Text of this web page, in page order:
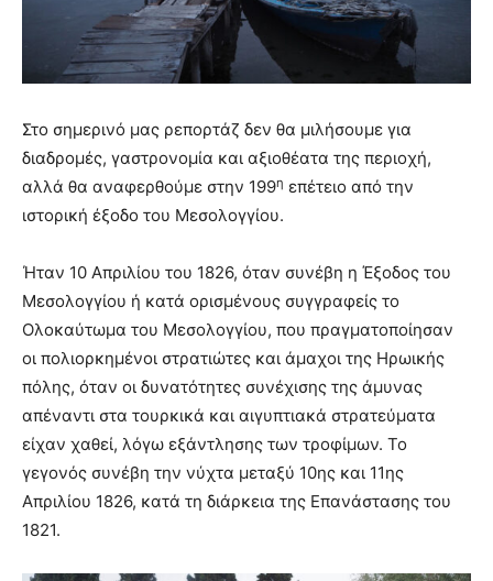
Στο σημερινό μας ρεπορτάζ δεν θα μιλήσουμε για
διαδρομές, γαστρονομία και αξιοθέατα της περιοχή,
αλλά θα αναφερθούμε στην 199η επέτειο από την
ιστορική έξοδο του Μεσολογγίου.
Ήταν 10 Απριλίου του 1826, όταν συνέβη η Έξοδος του
Μεσολογγίου ή κατά ορισμένους συγγραφείς το
Ολοκαύτωμα του Μεσολογγίου, που πραγματοποίησαν
οι πολιορκημένοι στρατιώτες και άμαχοι της Ηρωικής
πόλης, όταν οι δυνατότητες συνέχισης της άμυνας
απέναντι στα τουρκικά και αιγυπτιακά στρατεύματα
είχαν χαθεί, λόγω εξάντλησης των τροφίμων. Το
γεγονός συνέβη την νύχτα μεταξύ 10ης και 11ης
Απριλίου 1826, κατά τη διάρκεια της Επανάστασης του
1821.